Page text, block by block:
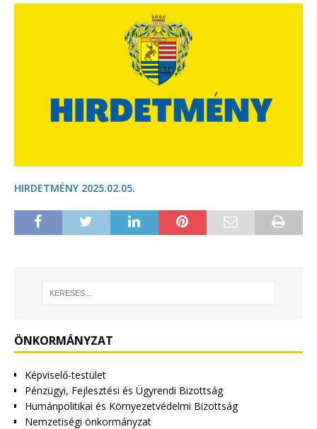
HIRDETMÉNY 2025.02.05.
ÖNKORMÁNYZAT
Képviselő-testület
Pénzügyi, Fejlesztési és Ügyrendi Bizottság
Humánpolitikai és Környezetvédelmi Bizottság
Nemzetiségi önkormányzat